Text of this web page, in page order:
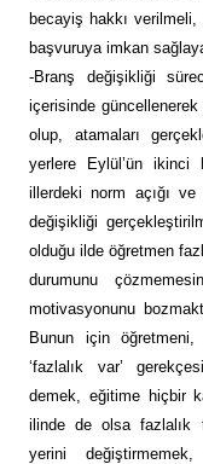
becayiş hakkı
başvuruya imkan
-Branş değişikliği
içerisinde
olup, atamaları
yerlere Eylül’ün ikinci
illerdeki norm açığı ve
değişikliği
olduğu ilde öğretmen
durumunu
motivasyonunu
Bunun için
‘fazlalık var’
demek, eğitime hiçbir
ilinde de olsa fazlalık
yerini